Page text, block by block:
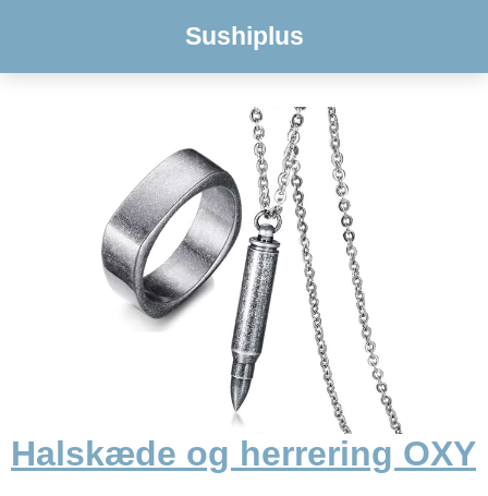
Sushiplus
Halskæde og herrering OXY